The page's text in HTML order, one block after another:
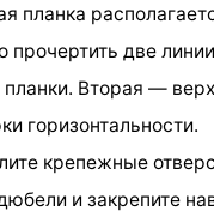
планка
прочертить две
Вторая —
горизонтальности.
крепежные
и закрепите